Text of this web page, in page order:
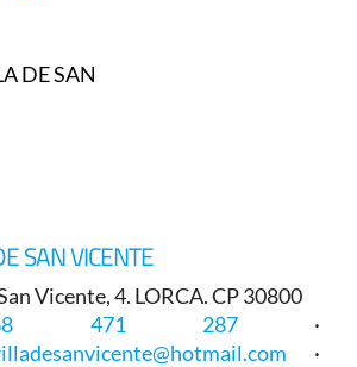
SAN VICENTE
Vicente, 4. LORCA. CP 30800
471 287·
·